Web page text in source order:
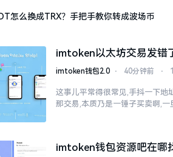
怎么换成TRX？手把手教你转成波场币
imtoken以太坊交易发错
imtoken钱包2.0 ⋅ 40分钟前 ⋅
这事儿平常得很常见,手抖一下
那交易,本质乃是一锤子买卖啊,一
imtoken钱包资源吧在哪